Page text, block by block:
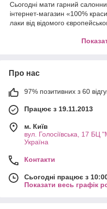
Сьогодні мати гарний
інтернет-магазин «100%
лаки від відомого
втрачаючи первинного
Перевага
Гель лак – ультрасучасне
Крім того, що
виглядає краще
акрилових
нарощених
нігтів, від Avenir
можна наносити
практично на
будь-які нігті,
Про нас
97% позитивних з 60
Працює з 19.11.2013
м. Київ
вул. Голосіївська, 17 БЦ
Україна
Контакти
Сьогодні працює з
Показати весь графік